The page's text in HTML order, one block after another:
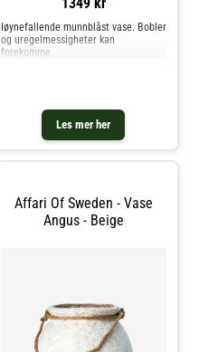
1349 kr
Les mer her
Iøynefallende munnblåst vase. Bobler
og uregelmessigheter kan
forekomme.
Affari Of Sweden - Vase
Angus - Beige